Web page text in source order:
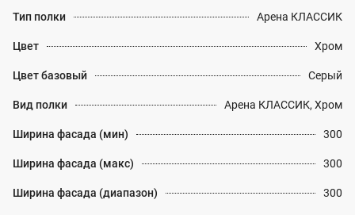
Тип полки Арена КЛАССИК
Цвет Хром
Цвет базовый Серый
Вид полки Арена КЛАССИК, Хром
Ширина фасада (мин) 300
Ширина фасада (макс) 300
Ширина фасада (диапазон) 300